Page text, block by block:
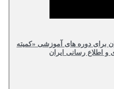
برای دوره های آموزشی «کمیته
و اطلاع رسانی ایران